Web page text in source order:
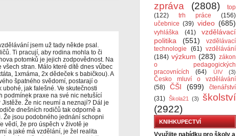
jsem už tady někde psal.
Ti pracují, aby rodina mohla to či
potomků je jejich zodpovědnost. Na
stran. Málo které dítě dnes vůbec
1xmáma, 2x dědeček s babičkou). A
špatného svědomí, postarají o
jak falešné. Ve skutečnosti
podmínek praxe na své nic netušící
Že nic neumí a neznají? Dál je
dnešních rodičů tak odporně a
jsou podobného jednání schopni
vědí, že pro úspěch v životě je
a jaké má vzdělání, je žel realita
zpráva
(2808)
top
(122)
trh práce
(156)
učebnice (39) video (685)
vyhláška (41)
vzdělávací
politika
(551)
vzdělávací
technologie
(61) vzdělávání
(184) výzkum (283) zákon
o pedagogických
pracovnících
(64) ÚIV (3)
Česko mluví o vzdělávání
(58)
ČŠI (699)
čtenářství
(31) Škola21 (3)
školství
(2922)
KNIHKUPECTVÍ
Využijte nabídku pro školy a